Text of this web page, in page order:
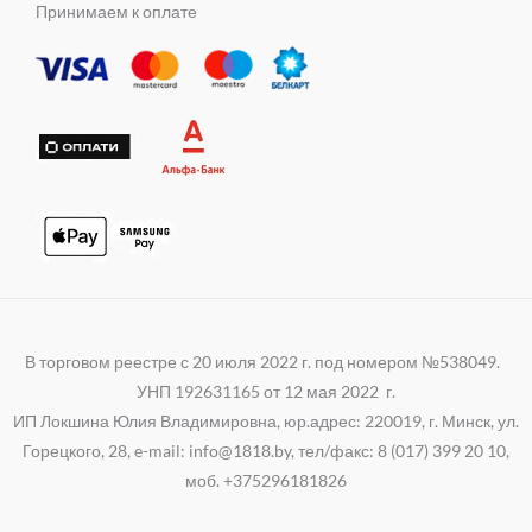
n
i
k
e
t
a
p
e
m
Принимаем к оплате
В торговом реестре с 20 июля 2022 г. под номером №538049.
УНП 192631165 от 12 мая 2022 г.
ИП Локшина Юлия Владимировна, юр.адрес: 220019, г. Минск, ул.
Горецкого, 28, e-mail: info@1818.by, тел/факс: 8 (017) 399 20 10,
моб. +375296181826